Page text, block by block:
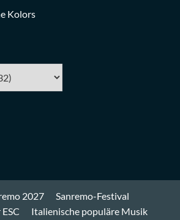
Kolors
2027
Sanremo-Festival
Italienische populäre Musik